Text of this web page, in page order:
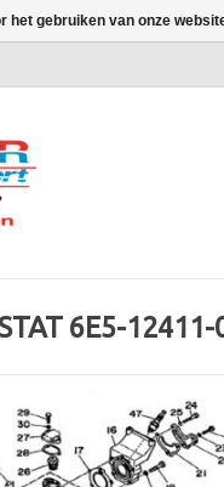
6E5-12411-
het gebruiken van onze